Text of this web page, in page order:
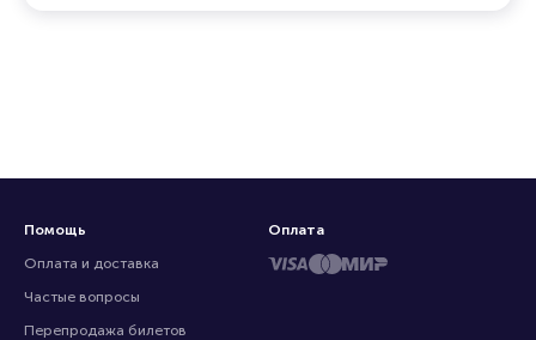
Помощь
Оплата и доставка
Частые вопросы
Перепродажа билетов
Оплата